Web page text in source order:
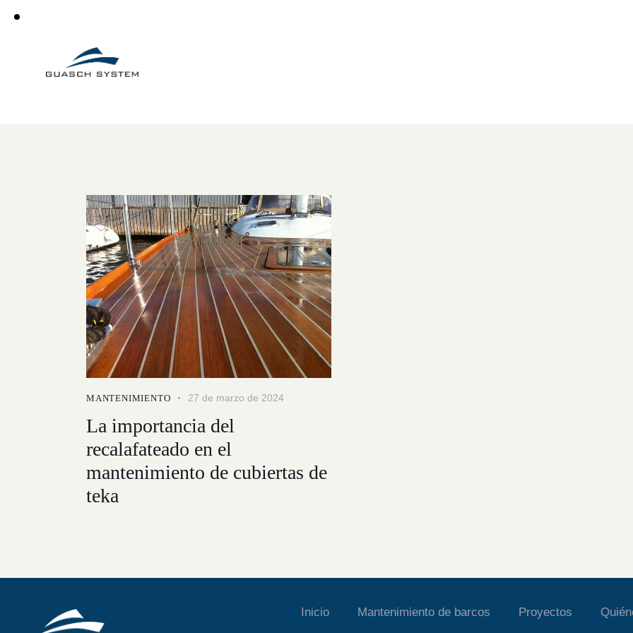
MANTENIMIENTO 27 de marzo de 2024
La importancia del
recalafateado en el
mantenimiento de cubiertas de
teka
Inicio Mantenimiento de barcos Proyectos